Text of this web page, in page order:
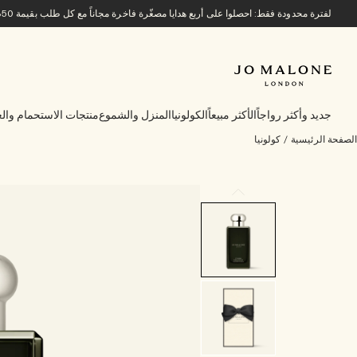
لفترة محدودة فقط: احصلوا على أربع هدايا مصغّرة فاخرة مجاناً مع كل طلب بقيمة 850 ريالاً سعودياً أو أكثر.
جديد وأكثر رواجاً الأكثر مبيعاً الكولونيا المنزل والشموعمنتجات الاستحمام
الصفحة الرئيسية / كولونيا